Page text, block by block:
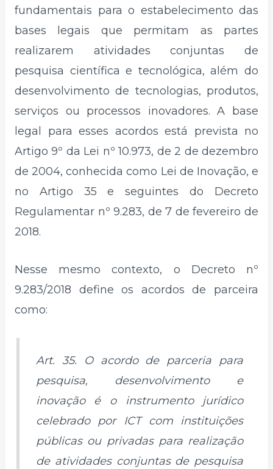
fundamentais para o estabelecimento das
bases legais que permitam as partes
realizarem atividades conjuntas de
pesquisa científica e tecnológica, além do
desenvolvimento de tecnologias, produtos,
serviços ou processos inovadores. A base
legal para esses acordos está prevista no
Artigo 9º da Lei nº 10.973, de 2 de dezembro
de 2004, conhecida como Lei de Inovação, e
no Artigo 35 e seguintes do Decreto
Regulamentar nº 9.283, de 7 de fevereiro de
2018.
Nesse mesmo contexto, o Decreto nº
9.283/2018 define os acordos de parceira
como:
Art. 35. O acordo de parceria para
pesquisa, desenvolvimento e
inovação é o instrumento jurídico
celebrado por ICT com instituições
públicas ou privadas para realização
de atividades conjuntas de pesquisa